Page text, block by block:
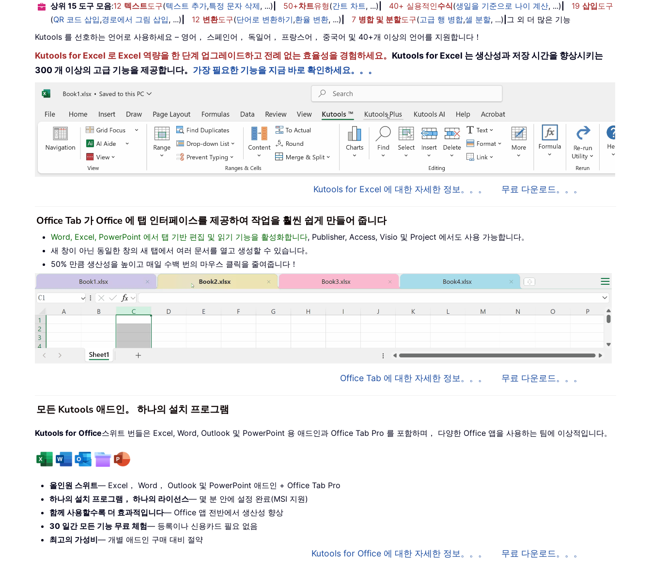
상위 15 도구 모음:12 텍스트도구(텍스트 추가,특정 문자 삭제, ...) 50+차트유형(간트 차트, ...) 40+ 실용적인수식(생일을 기준으로 나이 계산, ...) 19 삽입도구
(QR 코드 삽입,경로에서 그림 삽입, ...) 12 변환도구(단어로 변환하기,환율 변환, ...) 7 병합 및 분할도구(고급 행 병합,셀 분할, ...) 그 외 더 많은 기능
Kutools 를 선호하는 언어로 사용하세요 – 영어， 스페인어， 독일어， 프랑스어， 중국어 및 40+개 이상의 언어를 지원합니다！
Kutools for Excel 로 Excel 역량을 한 단계 업그레이드하고 전례 없는 효율성을 경험하세요。 Kutools for Excel 는 생산성과 저장 시간을 향상시키는
300 개 이상의 고급 기능을 제공합니다。 가장 필요한 기능을 지금 바로 확인하세요。。。
Kutools for Excel 에 대한 자세한 정보。。。 무료 다운로드。。。
Office Tab 가 Office 에 탭 인터페이스를 제공하여 작업을 훨씬 쉽게 만들어 줍니다
Word, Excel, PowerPoint 에서 탭 기반 편집 및 읽기 기능을 활성화합니다, Publisher, Access, Visio 및 Project 에서도 사용 가능합니다。
새 창이 아닌 동일한 창의 새 탭에서 여러 문서를 열고 생성할 수 있습니다。
50% 만큼 생산성을 높이고 매일 수백 번의 마우스 클릭을 줄여줍니다！
Office Tab 에 대한 자세한 정보。。。 무료 다운로드。。。
모든 Kutools 애드인。 하나의 설치 프로그램
Kutools for Office스위트 번들은 Excel, Word, Outlook 및 PowerPoint 용 애드인과 Office Tab Pro 를 포함하며， 다양한 Office 앱을 사용하는 팀에 이상적입니다。
올인원 스위트— Excel， Word， Outlook 및 PowerPoint 애드인 + Office Tab Pro
하나의 설치 프로그램， 하나의 라이선스— 몇 분 안에 설정 완료(MSI 지원)
함께 사용할수록 더 효과적입니다— Office 앱 전반에서 생산성 향상
30 일간 모든 기능 무료 체험— 등록이나 신용카드 필요 없음
최고의 가성비— 개별 애드인 구매 대비 절약
Kutools for Office 에 대한 자세한 정보。。。 무료 다운로드。。。